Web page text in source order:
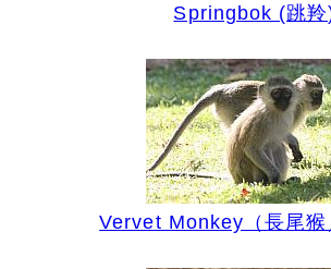
Springbok (跳羚
Vervet Monkey（長尾猴